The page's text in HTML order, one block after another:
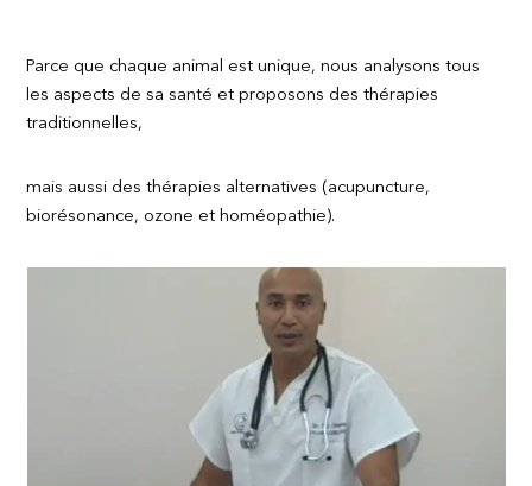
Parce que chaque animal est unique, nous analysons tous
les aspects de sa santé et proposons des thérapies
traditionnelles,
mais aussi des thérapies alternatives (acupuncture,
biorésonance, ozone et homéopathie).